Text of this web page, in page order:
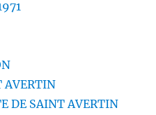
AVERTIN
DE SAINT AVERTIN